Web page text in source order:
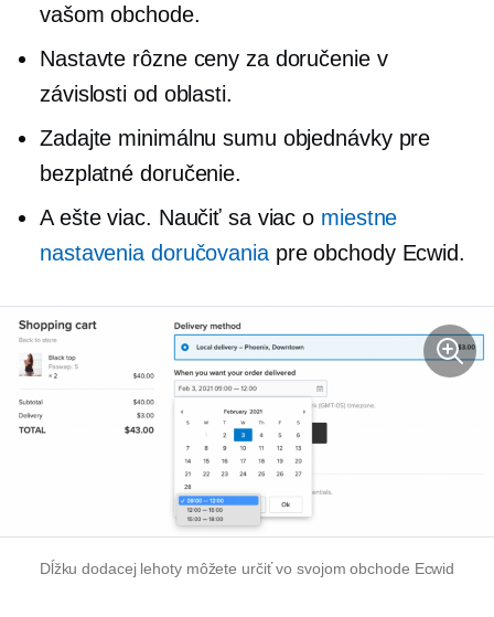
vašom obchode.
Nastavte rôzne ceny za doručenie v
závislosti od oblasti.
Zadajte minimálnu sumu objednávky pre
bezplatné doručenie.
A ešte viac. Naučiť sa viac o miestne
nastavenia doručovaniapre obchody Ecwid.
Dĺžku dodacej lehoty môžete určiť vo svojom obchode Ecwid